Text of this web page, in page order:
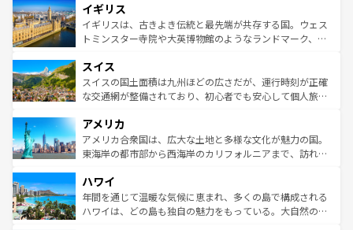
いる。シャンパンの発祥地であるランス、プロヴァンスの
香り高いラベンダー畑など、多彩な楽しみ方が可能だ。さ
らに、パリ以外の地域にも魅力が溢れており、どの街角に
れる地方に足を運ぶとそれぞれで全く異なる文化を体験で
きるだろう。 なお、新着のフランス情報はコンテンツ一覧
を参照してほしい。
顔を持つこの国は、どこを歩いても飽きることがない。ベ
ルリンの文化的活気、バイエルン州のアルプスの絶景、そ
してライン川沿いのワイン畑といった風景は必見。ビール
は、お酒好きな人にはぜひ体験してほしい。 なお、新着の
ドイツ情報はコンテンツ一覧を参照してほしい。
イギリス
イギリスは、古きよき伝統と最先端が共存する国。ウェス
トミンスター寺院や大英博物館のようなランドマーク、歴
リアごとに異なる魅力がある。また、優雅なアフタヌーン
ティー、ビール好きにはたまらない英国パブ、サッカー観
戦など、本場だからこそできる体験も豊富。イギリスを旅
ンツ一覧を参照してほしい。
スイス
スイスの国土面積は九州ほどの広さだが、運行時刻が正確
な交通網が整備されており、初心者でも安心して個人旅行
の建物がそのまま残る町や、スイスならではのユニークな
博物館もあり、アルプス観光だけでなく町歩きも満喫する
ことができる。国民の所得が高いため物価も高いが、旅行
ば市内交通費無料で観光を楽しむこともできる。 なお、新
着のスイス情報はコンテンツ一覧 を参照してほしい。
アメリカ
アメリカ合衆国は、広大な土地と多様な文化が魅力の国。
東海岸の都市部から西海岸のカリフォルニアまで、訪れる
のような巨大都市は、観光、ショッピング、エンターテイ
ンメントが詰まった刺激的なスポットだ。一方、アメリカ
西部には大自然が広がり、グランドキャニオンやイエロー
ハワイ
年間を通じて温暖な気候に恵まれ、多くの島で構成される
ハワイは、どの島も独自の魅力をもっている。大自然の神